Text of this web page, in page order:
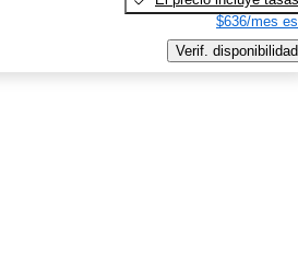
$636/mes
Verif. disponibilidad